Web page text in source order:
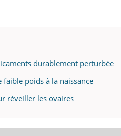
durablement perturbée
poids à la naissance
réveiller les ovaires